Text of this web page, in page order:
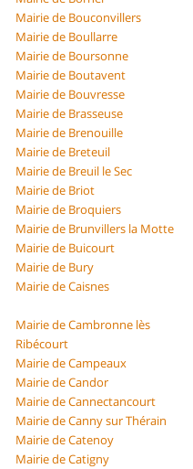
Mairie de Bouconvillers
Mairie de Boullarre
Mairie de Boursonne
Mairie de Boutavent
Mairie de Bouvresse
Mairie de Brasseuse
Mairie de Brenouille
Mairie de Breteuil
Mairie de Breuil le Sec
Mairie de Briot
Mairie de Broquiers
Mairie de Brunvillers la Motte
Mairie de Buicourt
Mairie de Bury
Mairie de Caisnes
Mairie de Cambronne lès
Ribécourt
Mairie de Campeaux
Mairie de Candor
Mairie de Cannectancourt
Mairie de Canny sur Thérain
Mairie de Catenoy
Mairie de Catigny